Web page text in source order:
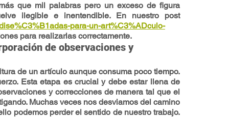
que mil palabras pero un exceso de figura
ilegible e inentendible. En nuestro post
para-un-art%C3%ADculo-
para realizarlas correctamente.
de observaciones y
de un artículo aunque consuma poco tiempo.
Esta etapa es crucial y debe estar llena de
y correcciones de manera tal que el
Muchas veces nos desviamos del camino
podemos perder el sentido de nuestro trabajo.